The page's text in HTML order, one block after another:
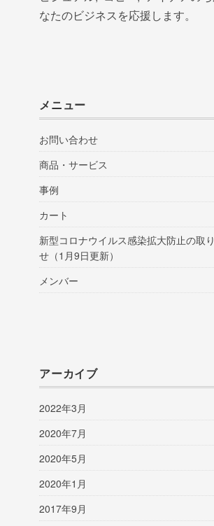
なたのビジネスを応援します。
メニュー
お問い合わせ
商品・サービス
事例
カート
新型コロナウイルス感染拡大防止の取
せ（1月9日更新）
メンバー
アーカイブ
2022年3月
2020年7月
2020年5月
2020年1月
2017年9月